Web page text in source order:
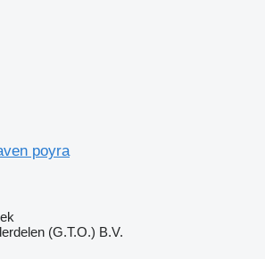
poyra
(G.T.O.) B.V.